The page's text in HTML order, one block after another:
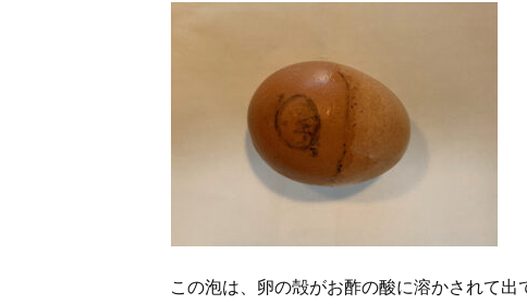
この泡は、卵の殻がお酢の酸に溶かされて出